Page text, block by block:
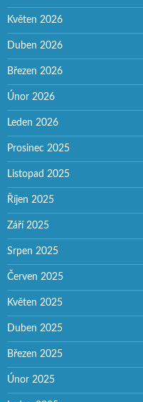
Květen 2026
Duben 2026
Březen 2026
Únor 2026
Leden 2026
Prosinec 2025
Listopad 2025
Říjen 2025
Září 2025
Srpen 2025
Červen 2025
Květen 2025
Duben 2025
Březen 2025
Únor 2025